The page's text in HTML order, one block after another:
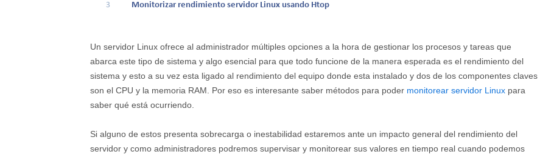
3
Monitorizar rendimiento servidor Linux usando Htop
Un servidor Linux ofrece al administrador múltiples opciones a la hora de gestionar los procesos y tareas que
abarca este tipo de sistema y algo esencial para que todo funcione de la manera esperada es el rendimiento del
sistema y esto a su vez esta ligado al rendimiento del equipo donde esta instalado y dos de los componentes claves
son el CPU y la memoria RAM. Por eso es interesante saber métodos para poder monitorear servidor Linux para
saber qué está ocurriendo.
Si alguno de estos presenta sobrecarga o inestabilidad estaremos ante un impacto general del rendimiento del
servidor y como administradores podremos supervisar y monitorear sus valores en tiempo real cuando podemos